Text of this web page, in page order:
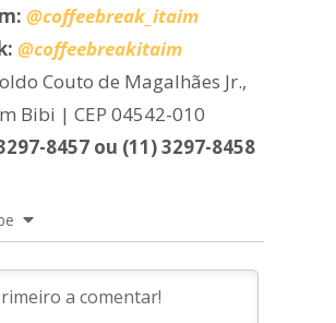
@coffeebreak_itaim
@coffeebreakitaim
Couto de Magalhães Jr.,
Bibi | CEP 04542-010
8457 ou (11) 3297-8458